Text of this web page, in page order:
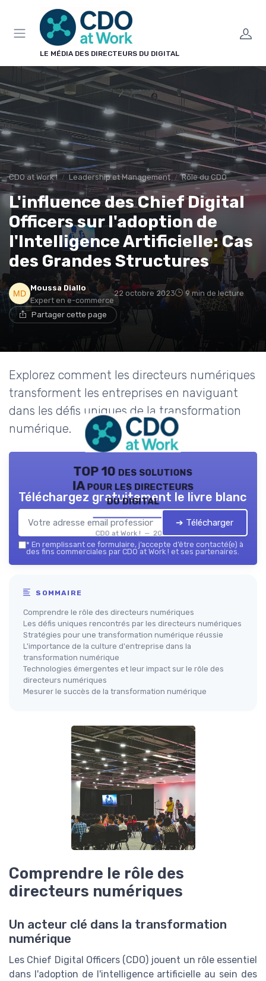
LE MÉDIA DES DIRECTEURS DU DIGITAL
CDO at Work ! Leadership et Management Rôle du CDO
L'influence des Chief Digital
Officers sur l'adoption de
l'Intelligence Artificielle: Cas
des Grandes Structures
Moussa Diallo
Expert en e-commerce
22 octobre 2023 9 min de lecture
Partager cette page
Explorez comment les directeurs numériques
transforment les entreprises en naviguant
dans les défis uniques de la transformation
numérique.
TOP 10 des solutions
IA pour les directeurs
du digital
CDO at Work ! — 2026
Téléchargez gratuitement le livre blanc
➔ Télécharger
* En remplissant ce formulaire, j’accepte d’être contacté(e) à
des fins commerciales par CDO at Work ! et ses partenaires.
SOMMAIRE
Comprendre le rôle des directeurs numériques
Les défis uniques rencontrés par les directeurs numériques
Stratégies pour une transformation numérique réussie
L'importance de la culture d'entreprise dans la
transformation numérique
Technologies émergentes et leur impact sur le rôle des
directeurs numériques
Mesurer le succès de la transformation numérique
Comprendre le rôle des
directeurs numériques
Un acteur clé dans la transformation
numérique
Les Chief Digital Officers (CDO) jouent un rôle essentiel
dans l'adoption de l'intelligence artificielle au sein des
Panneau de gestion des cookies